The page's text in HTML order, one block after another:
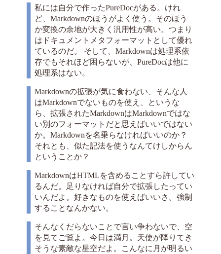
私には自分で作ったPureDocがある。けれ
ど、Markdownのほうがよく使う。そのほう
か変換の余地が大きく汎用性が高い。つまり
はドキュメントメタフォーマットとして優れ
ているのだ。 そして、Markdownは処理系依
存でもそれほど困らないが、PureDocは他に
処理系はない。
Markdownの拡張が気に食わない、そんな人
はMarkdownでないものを使え、というな
ら、拡張されたMarkdownはMarkdownではな
い別のフォーマットだと思えばいいではない
か。Markdownを名乗らなければいいのか？
それとも、似た記法を使うなんてけしからん
ということか？
MarkdownはHTMLを含めることすら許してい
るんだ。足りなければ自分で拡張したってい
いんだよ。好きなものを使えばいいさ。強制
することなんかない。
そんなくだらないことで言い争わないで、空
を見てご覧よ。今日は満月。天使が降りてき
そうな素敵な星空だよ。こんなに月が明るい